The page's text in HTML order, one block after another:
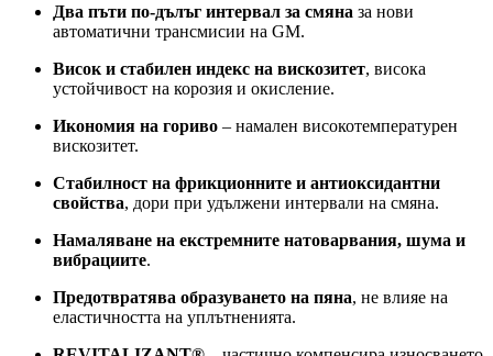
Два пъти по-дълъг интервал за смяна за нови
автоматични трансмисии на GM.
Висок и стабилен индекс на вискозитет, висока
устойчивост на корозия и окисление.
Икономия на гориво – намален високотемпературен
вискозитет.
Стабилност на фрикционните и антиоксидантни
свойства, дори при удължени интервали на смяна.
Намаляване на екстремните натоварвания, шума и
вибрациите.
Предотвратява образуването на пяна, не влияе на
еластичността на уплътненията.